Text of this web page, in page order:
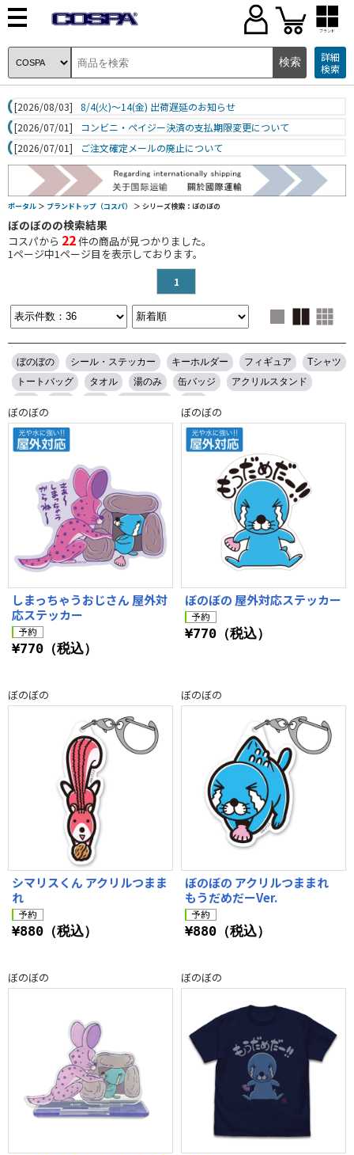
ブランド
詳細
検索
[2026/08/03]
8/4(火)～14(金) 出荷遅延のお知らせ
[2026/07/01]
コンビニ・ペイジー決済の支払期限変更について
[2026/07/01]
ご注文確定メールの廃止について
ポータル ＞ ブランドトップ（コスパ） ＞ シリーズ検索：ぼのぼの
ぼのぼのの検索結果
コスパから 22件の商品が見つかりました。
1ページ中1ページ目を表示しております。
1
ぼのぼの シール・ステッカー キーホルダー フィギュア
Tシャツ
トートバッグ
タオル 湯のみ 缶バッジ
アクリルスタンド
ぼのぼの
しまっちゃうおじさん 屋外対
応ステッカー
¥770（税込）
ぼのぼの
ぼのぼの 屋外対応ステッカー
¥770（税込）
ぼのぼの
シマリスくん アクリルつまま
れ
¥880（税込）
ぼのぼの
ぼのぼの アクリルつままれ
もうだめだーVer.
¥880（税込）
ぼのぼの ぼのぼの